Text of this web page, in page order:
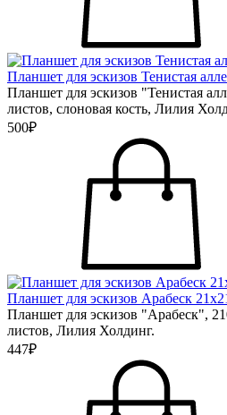
Планшет для эскизов Тенистая
Планшет для эскизов "Тенистая
листов, слоновая кость, Лилия
500₽
Планшет для эскизов Арабеск
Планшет для эскизов "Арабеск",
листов, Лилия Холдинг.
447₽